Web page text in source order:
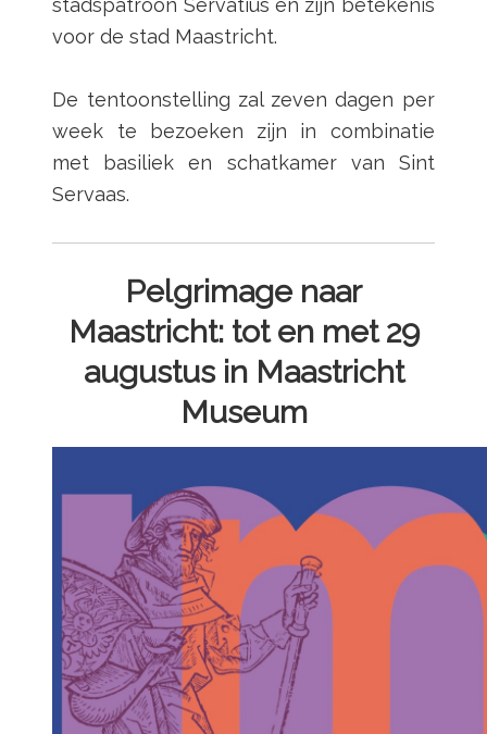
stadspatroon Servatius en zijn betekenis
voor de stad Maastricht.
De tentoonstelling zal zeven dagen per
week te bezoeken zijn in combinatie
met basiliek en schatkamer van Sint
Servaas.
Pelgrimage naar
Maastricht: tot en met 29
augustus in Maastricht
Museum